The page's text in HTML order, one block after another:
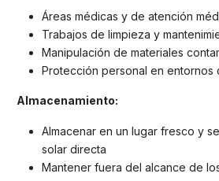
Áreas médicas y de atención
Trabajos de limpieza y
Manipulación de materiales
Protección personal en entornos
Almacenamiento:
Almacenar en un lugar fresco y
solar directa
Mantener fuera del alcance de